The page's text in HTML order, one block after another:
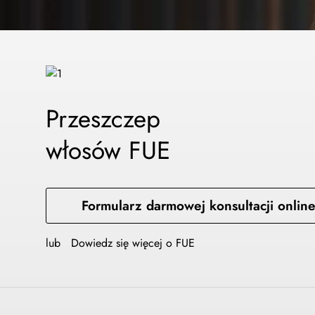
Przeszczep
włosów FUE
Formularz darmowej konsultacji online
lub Dowiedz się więcej o FUE